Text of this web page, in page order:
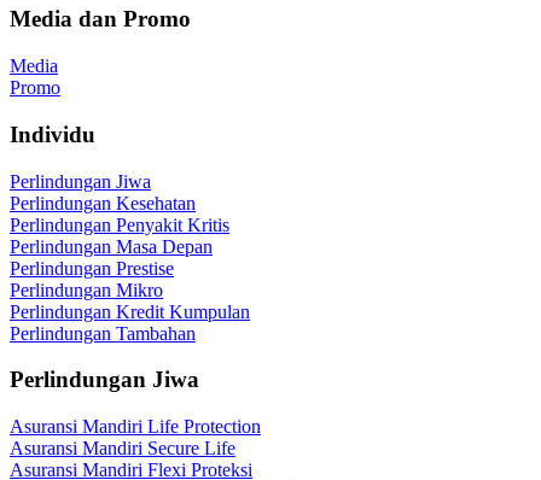
Media dan Promo
Media
Promo
Individu
Perlindungan Jiwa
Perlindungan Kesehatan
Perlindungan Penyakit Kritis
Perlindungan Masa Depan
Perlindungan Prestise
Perlindungan Mikro
Perlindungan Kredit Kumpulan
Perlindungan Tambahan
Perlindungan Jiwa
Asuransi Mandiri Life Protection
Asuransi Mandiri Secure Life
Asuransi Mandiri Flexi Proteksi